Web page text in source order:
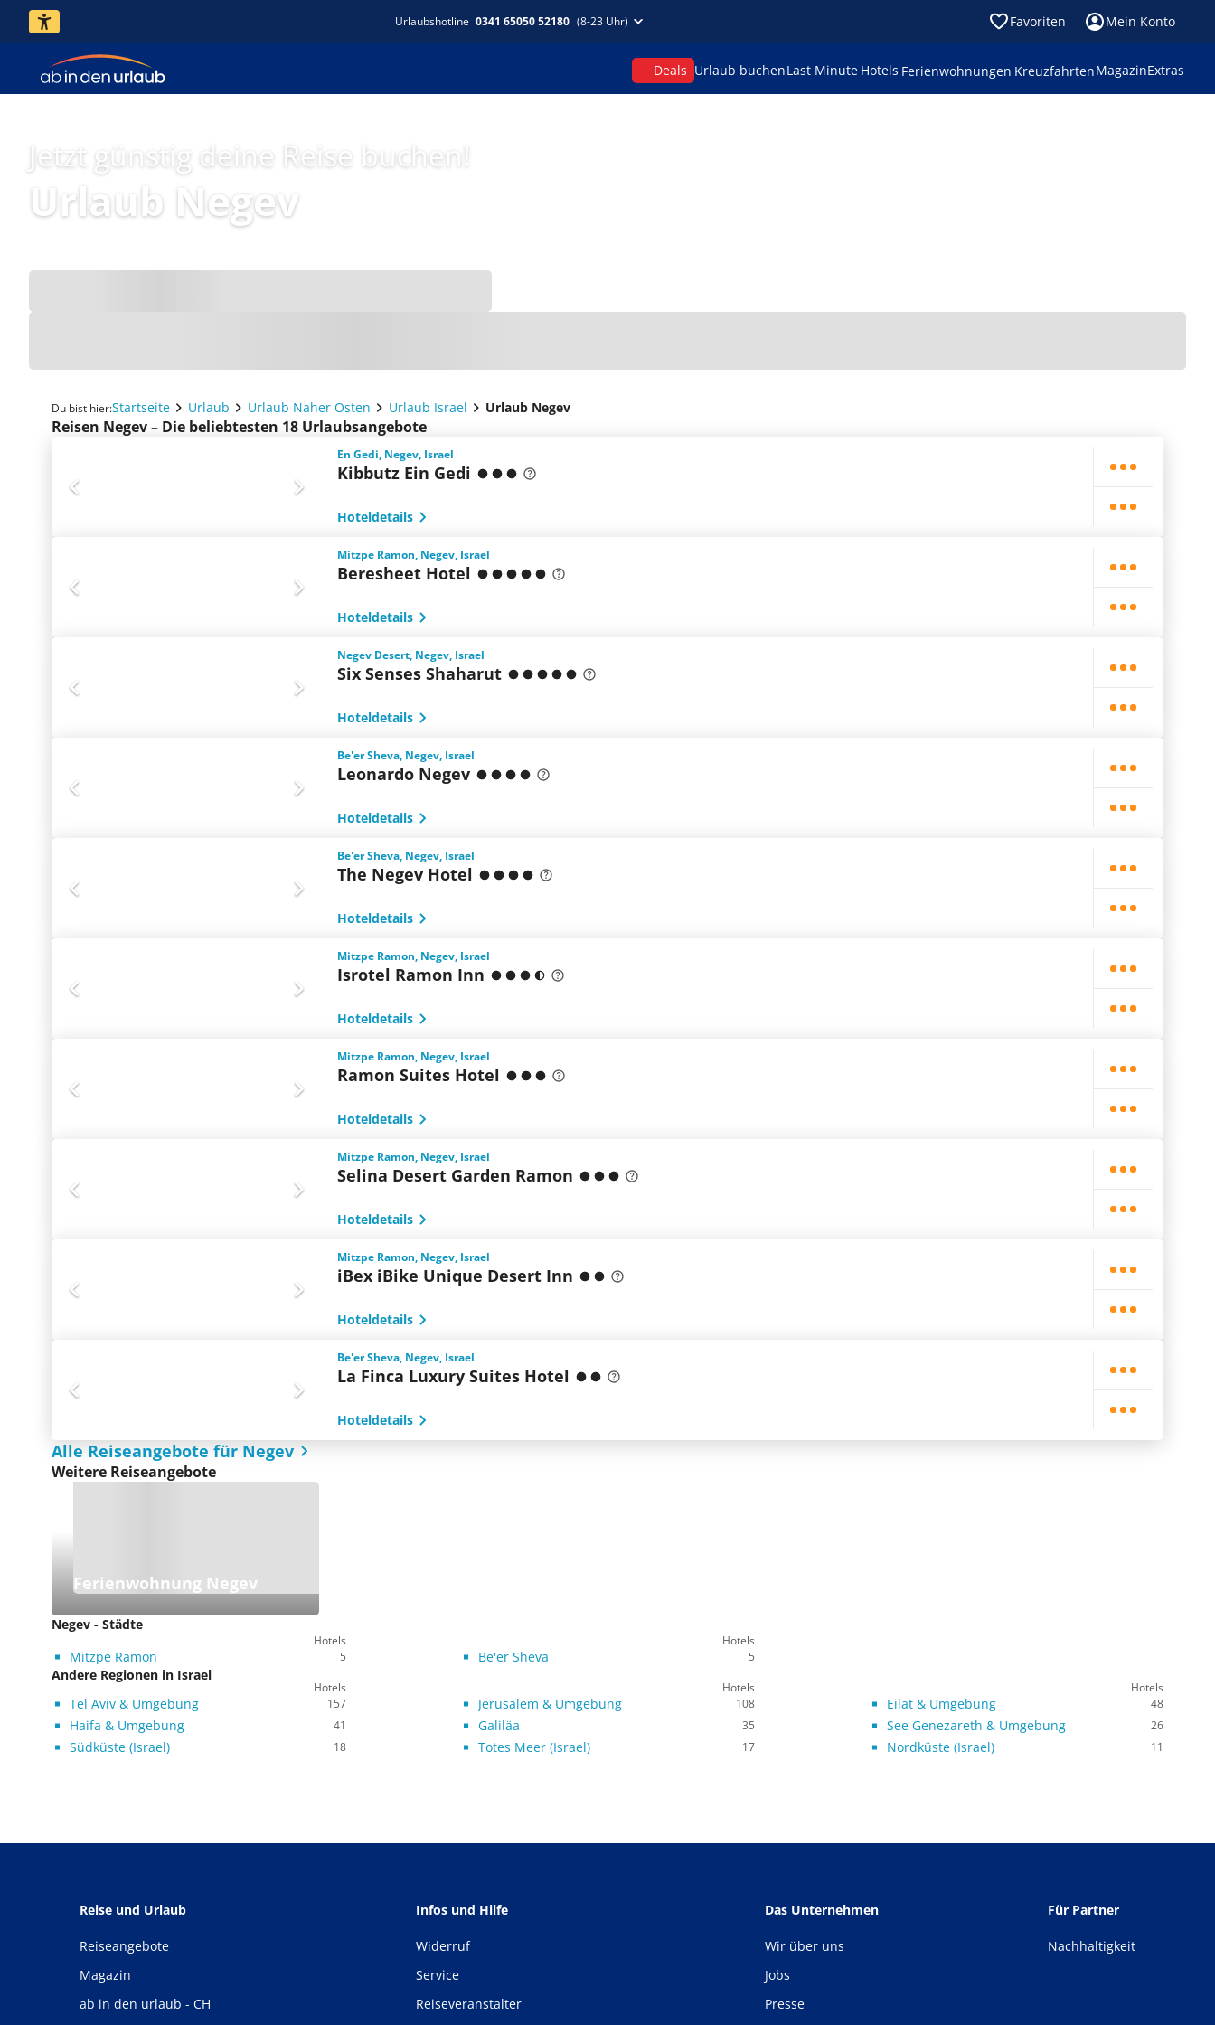
Urlaubshotline 0341 65050 52180 (8-23 Uhr) Favoriten Mein Konto
Deals Urlaub buchenLast Minute Hotels Ferienwohnungen KreuzfahrtenMagazinExtras
Jetzt günstig deine Reise buchen!
Urlaub Negev
Du bist hier:Startseite Urlaub Urlaub Naher Osten Urlaub Israel Urlaub Negev
Reisen Negev – Die beliebtesten 18 Urlaubsangebote
En Gedi, Negev, Israel
Kibbutz Ein Gedi
Hoteldetails
Mitzpe Ramon, Negev, Israel
Beresheet Hotel
Hoteldetails
Negev Desert, Negev, Israel
Six Senses Shaharut
Hoteldetails
Be'er Sheva, Negev, Israel
Leonardo Negev
Hoteldetails
Be'er Sheva, Negev, Israel
The Negev Hotel
Hoteldetails
Mitzpe Ramon, Negev, Israel
Isrotel Ramon Inn
Hoteldetails
Mitzpe Ramon, Negev, Israel
Ramon Suites Hotel
Hoteldetails
Mitzpe Ramon, Negev, Israel
Selina Desert Garden Ramon
Hoteldetails
Mitzpe Ramon, Negev, Israel
iBex iBike Unique Desert Inn
Hoteldetails
Be'er Sheva, Negev, Israel
La Finca Luxury Suites Hotel
Hoteldetails
Alle Reiseangebote für Negev
Weitere Reiseangebote
Ferienwohnung Negev
Negev - Städte
Hotels Hotels
Mitzpe Ramon 5 Be'er Sheva 5
Andere Regionen in Israel
Hotels Hotels Hotels
Tel Aviv & Umgebung 157 Jerusalem & Umgebung 108 Eilat & Umgebung 48
Haifa & Umgebung 41 Galiläa 35 See Genezareth & Umgebung 26
Südküste (Israel) 18 Totes Meer (Israel) 17 Nordküste (Israel) 11
Reise und Urlaub
Reiseangebote
Magazin
ab in den urlaub - CH
Infos und Hilfe
Widerruf
Service
Reiseveranstalter
Das Unternehmen
Wir über uns
Jobs
Presse
Für Partner
Nachhaltigkeit